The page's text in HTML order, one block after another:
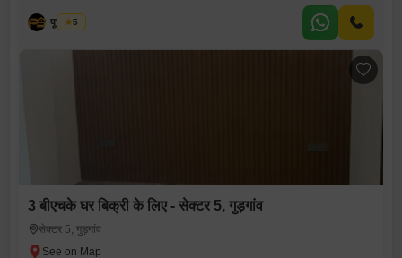
पूनम सैनी
5
3 बीएचके घर बिक्री के लिए - सेक्टर 5, गुड़गांव
सेक्टर 5, गुड़गांव